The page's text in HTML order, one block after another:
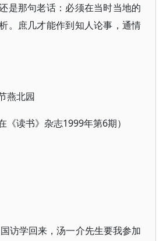
是那句老话：必须在当时当地的
。庶几才能作到知人论事，通情
燕北园
《读书》杂志1999年第6期）
访学回来，汤一介先生要我参加